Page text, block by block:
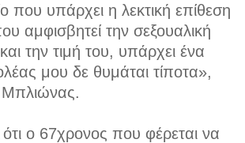
που υπάρχει η λεκτική επίθεση
αμφισβητεί την σεξουαλική
την τιμή του, υπάρχει ένα
μου δε θυμάται τίποτα»,
ότι ο 67χρονος που φέρεται να